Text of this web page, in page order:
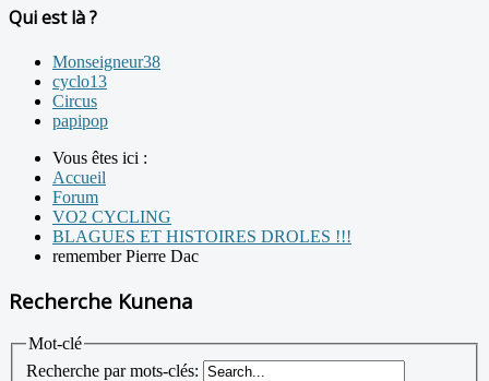
Qui est là ?
Monseigneur38
cyclo13
Circus
papipop
Vous êtes ici :
Accueil
Forum
VO2 CYCLING
BLAGUES ET HISTOIRES DROLES !!!
remember Pierre Dac
Recherche Kunena
Mot-clé
Recherche par mots-clés: